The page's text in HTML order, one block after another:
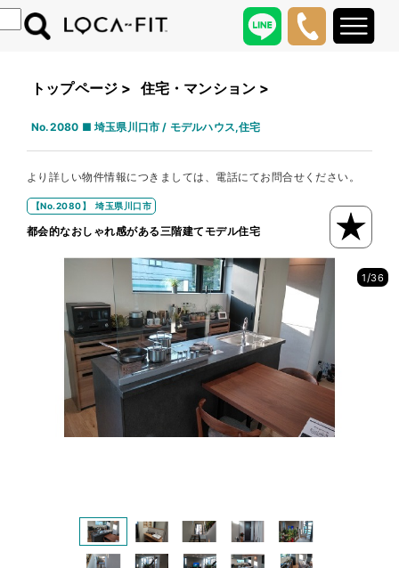
トップページ > 住宅・マンション >
No.2080 ■ 埼玉県川口市 / モデルハウス,住宅
より詳しい物件情報につきましては、電話にてお問合せください。
【No.2080】 埼玉県川口市
都会的なおしゃれ感がある三階建てモデル住宅
1/36